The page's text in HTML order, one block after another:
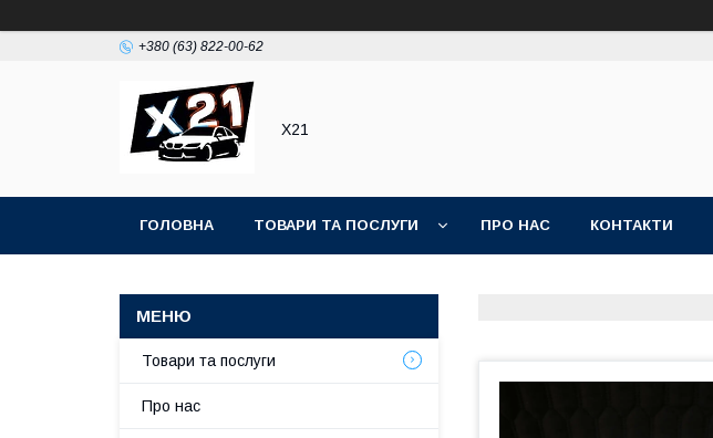
+380 (63) 822-00-62
Х21
ГОЛОВНА ТОВАРИ ТА ПОСЛУГИ ПРО НАС КОНТАКТИ
Товари та послуги
Про нас